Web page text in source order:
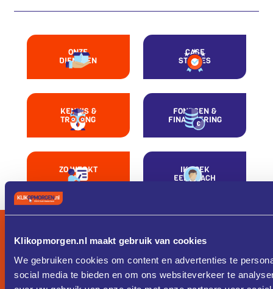
Klikopmorgen.nl maakt gebruik van cookies
We gebruiken cookies om content en advertenties te
social media te bieden en om ons websiteverkeer te
ONZE
DIENSTEN
CASE
STUDIES
KENNIS &
TRAINING
FONDSEN &
FINANCIERING
ZO WERKT
HET
IK ZOEK
EEN COACH